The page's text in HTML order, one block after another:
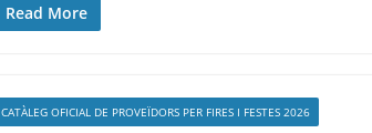
Read More
CATÀLEG OFICIAL DE PROVEÏDORS PER FIRES I FESTES 2026